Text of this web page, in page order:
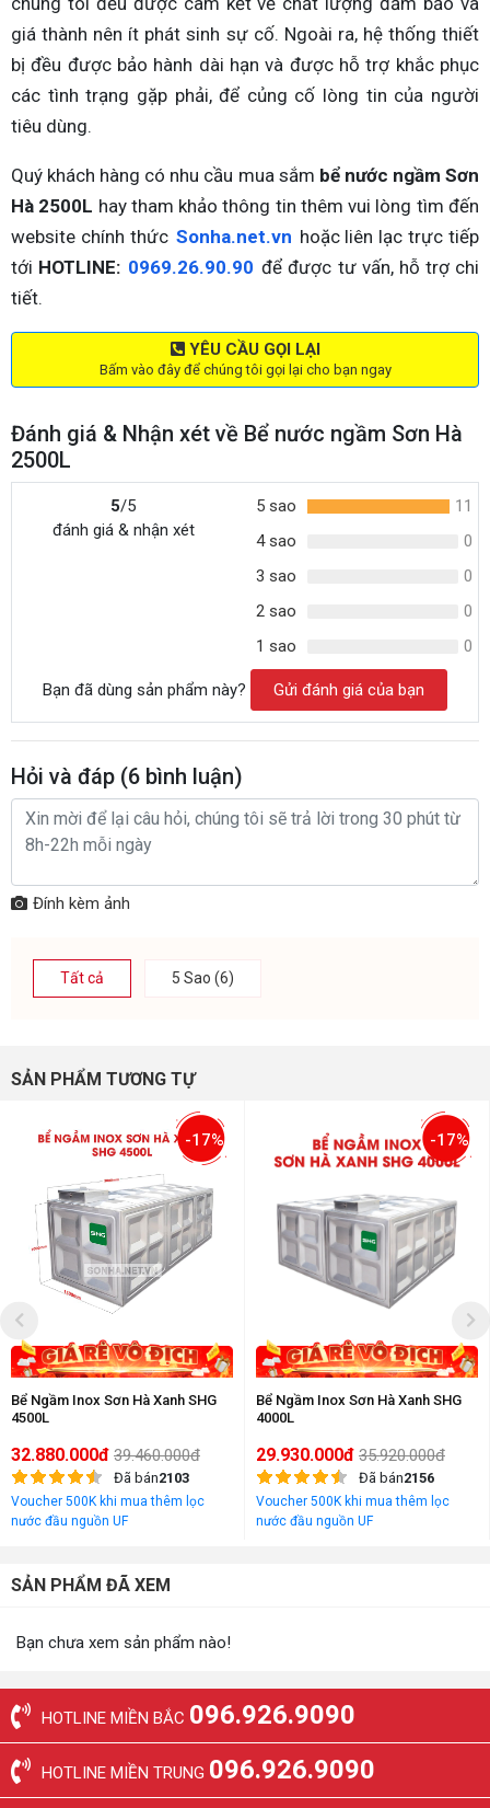
giá thành nên ít phát sinh sự cố. Ngoài ra, hệ thống thiết
bị đều được bảo hành dài hạn và được hỗ trợ khắc phục
các tình trạng gặp phải, để củng cố lòng tin của người
tiêu dùng.
Quý khách hàng có nhu cầu mua sắm bể nước ngầm Sơn
Hà 2500L hay tham khảo thông tin thêm vui lòng tìm đến
website chính thức Sonha.net.vn hoặc liên lạc trực tiếp
tới HOTLINE: 0969.26.90.90 để được tư vấn, hỗ trợ chi
tiết.
YÊU CẦU GỌI LẠI
Bấm vào đây để chúng tôi gọi lại cho bạn ngay
Đánh giá & Nhận xét về Bể nước ngầm Sơn Hà
2500L
5/5
đánh giá & nhận xét
5 sao
11
4 sao
0
3 sao
0
2 sao
0
1 sao
0
Bạn đã dùng sản phẩm này? Gửi đánh giá của bạn
Hỏi và đáp (6 bình luận)
Đính kèm ảnh
Tất cả 5 Sao (6)
SẢN PHẨM TƯƠNG TỰ
-17%
Bể Ngầm Inox Sơn Hà Xanh SHG
4500L
32.880.000đ 39.460.000đ
Đã bán2103
Voucher 500K khi mua thêm lọc
nước đầu nguồn UF
-17%
Bể Ngầm Inox Sơn Hà Xanh SHG
4000L
29.930.000đ 35.920.000đ
Đã bán2156
Voucher 500K khi mua thêm lọc
nước đầu nguồn UF
SẢN PHẨM ĐÃ XEM
Bạn chưa xem sản phẩm nào!
HOTLINE MIỀN BẮC 096.926.9090
HOTLINE MIỀN TRUNG 096.926.9090